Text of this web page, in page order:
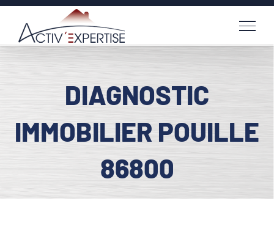
Passer
contenu
DIAGNOSTIC
IMMOBILIER POUILLE
86800